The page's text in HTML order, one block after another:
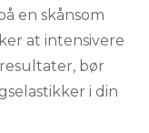
en skånsom
at intensivere
bør
i din